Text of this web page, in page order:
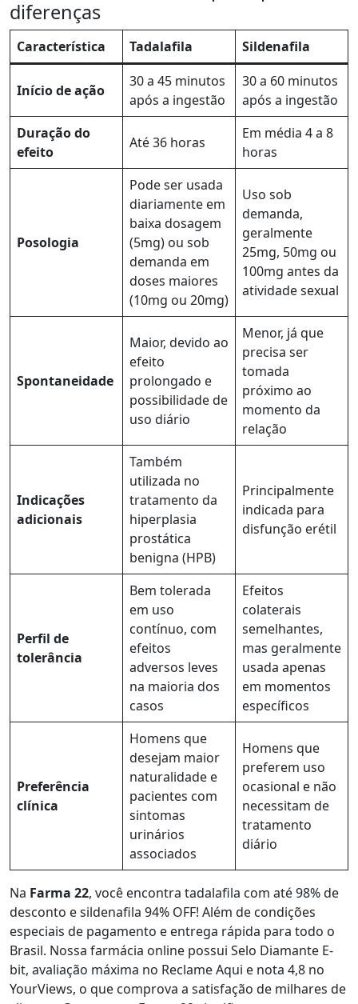
diferenças
Característica Tadalafila Sildenafila
Início de ação
30 a 45 minutos
após a ingestão
30 a 60 minutos
após a ingestão
Duração do
efeito
Até 36 horas
Em média 4 a 8
horas
Posologia
Pode ser usada
diariamente em
baixa dosagem
(5mg) ou sob
demanda em
doses maiores
(10mg ou 20mg)
Uso sob
demanda,
geralmente
25mg, 50mg ou
100mg antes da
atividade sexual
Spontaneidade
Maior, devido ao
efeito
prolongado e
possibilidade de
uso diário
Menor, já que
precisa ser
tomada
próximo ao
momento da
relação
Indicações
adicionais
Também
utilizada no
tratamento da
hiperplasia
prostática
benigna (HPB)
Principalmente
indicada para
disfunção erétil
Perfil de
tolerância
Bem tolerada
em uso
contínuo, com
efeitos
adversos leves
na maioria dos
casos
Efeitos
colaterais
semelhantes,
mas geralmente
usada apenas
em momentos
específicos
Preferência
clínica
Homens que
desejam maior
naturalidade e
pacientes com
sintomas
urinários
associados
Homens que
preferem uso
ocasional e não
necessitam de
tratamento
diário
Na Farma 22, você encontra tadalafila com até 98% de
desconto e sildenafila 94% OFF! Além de condições
especiais de pagamento e entrega rápida para todo o
Brasil. Nossa farmácia online possui Selo Diamante E-
bit, avaliação máxima no Reclame Aqui e nota 4,8 no
YourViews, o que comprova a satisfação de milhares de